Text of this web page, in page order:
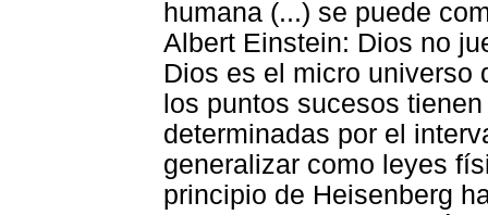
humana (...) se puede
Albert Einstein: Dios no
Dios es el micro universo
los puntos sucesos
determinadas por el
generalizar como leyes
principio de Heisenberg